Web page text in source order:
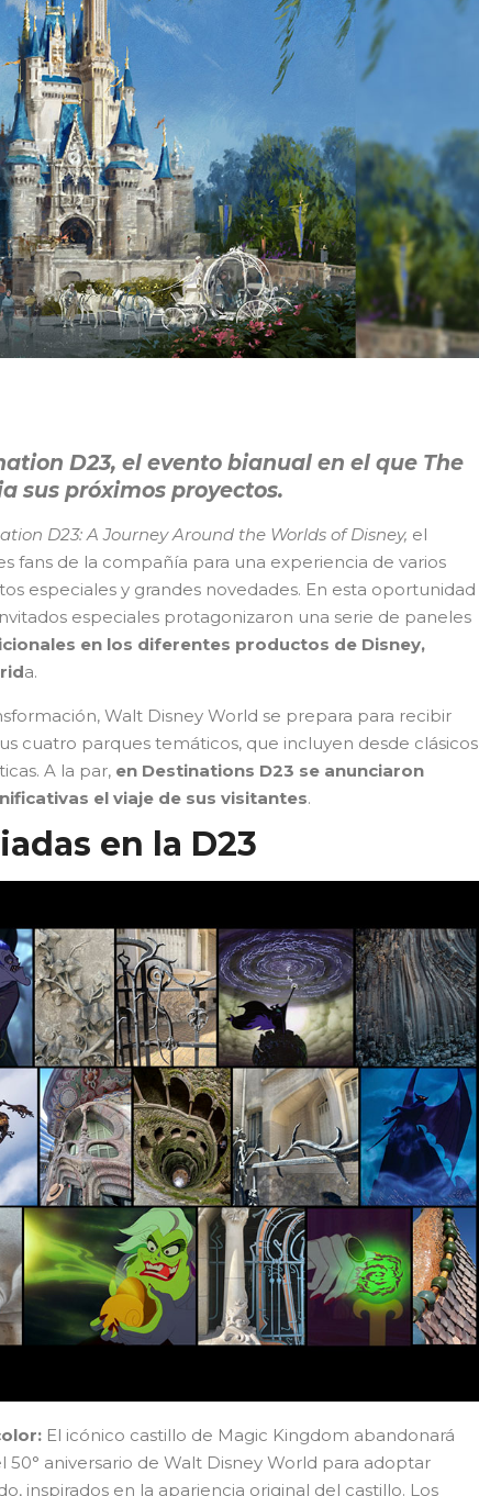
D23, el evento bianual en el que The
sus próximos proyectos.
D23: A Journey Around the Worlds of Disney, el
fans de la compañía para una experiencia de varios
especiales y grandes novedades. En esta oportunidad
especiales protagonizaron una serie de paneles
en los diferentes productos de Disney,
a.
Walt Disney World se prepara para recibir
cuatro parques temáticos, que incluyen desde clásicos
A la par, en Destinations D23 se anunciaron
el viaje de sus visitantes.
en la D23
El icónico castillo de Magic Kingdom abandonará
aniversario de Walt Disney World para adoptar
inspirados en la apariencia original del castillo. Los